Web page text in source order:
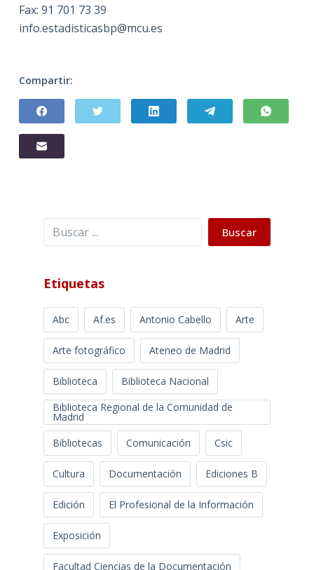
Fax: 91 701 73 39
info.estadisticasbp@mcu.es
Compartir:
Buscar Buscar
Etiquetas
Abc Af.es Antonio Cabello Arte
Arte fotográfico Ateneo de Madrid
Biblioteca
Biblioteca Nacional
Biblioteca Regional de la Comunidad de
Madrid
Bibliotecas
Comunicación Csic
Cultura Documentación Ediciones B
Edición El Profesional de la Información
Exposición
Facultad Ciencias de la Documentación